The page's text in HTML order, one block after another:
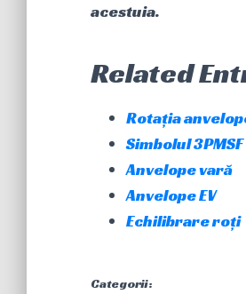
acestuia.
Related
Rotația
Simbolul 3PMSF
Anvelope vară
Anvelope EV
Echilibrare roți
Categorii: